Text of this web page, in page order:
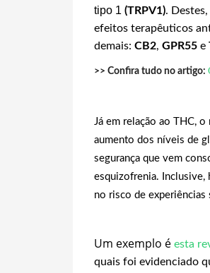
tipo 1 (TRPV1).
efeitos terapêuticos
demais: CB2, GPR55e
>> Confira tudo no artigo:
Já em relação ao THC,
aumento dos níveis de
segurança que vem
esquizofrenia. Inclusive,
no risco de experiências
Um exemplo é esta
quais foi evidenciado